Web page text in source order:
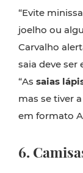
“Evite
joelho ou
Carvalho
saia deve
“As saias
mas se tiver
em formato A
6.